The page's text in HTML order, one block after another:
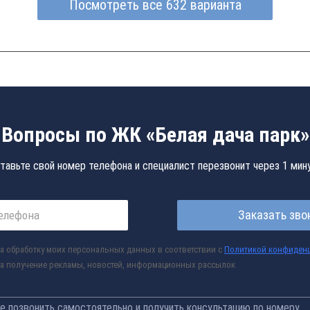
Посмотреть все 632 варианта
Вопросы по ЖК «Белая дача парк»
свой номер телефона и специалист перезвонит через 1
Заказать
обработку моих персональных данных в соответствии с Политикой
получение рекламы, новостей, информационных рассылок